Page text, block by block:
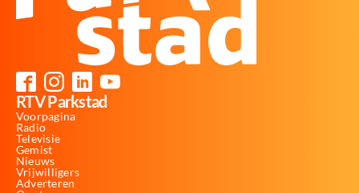
RTV Parkstad
Voorpagina
Radio
Televisie
Gemist
Nieuws
Vrijwilligers
Adverteren